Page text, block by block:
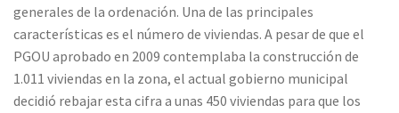
generales de la ordenación. Una de las principales
características es el número de viviendas. A pesar de que el
PGOU aprobado en 2009 contemplaba la construcción de
1.011 viviendas en la zona, el actual gobierno municipal
decidió rebajar esta cifra a unas 450 viviendas para que los